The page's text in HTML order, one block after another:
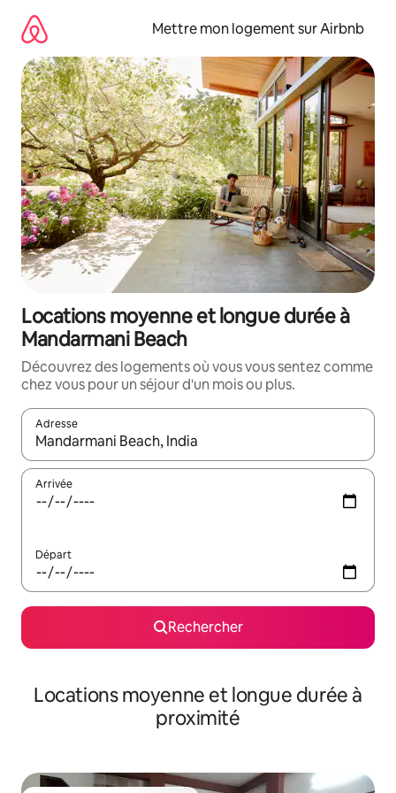
directement
contenu
Mettre mon logement sur Airbnb
Locations moyenne et longue durée à
Mandarmani Beach
Découvrez des logements où vous vous sentez comme
chez vous pour un séjour d'un mois ou plus.
Adresse
Lorsque les résultats s'affichent, utilisez les flèches vers le
Arrivée
Départ
Rechercher
Locations moyenne et longue durée à
proximité